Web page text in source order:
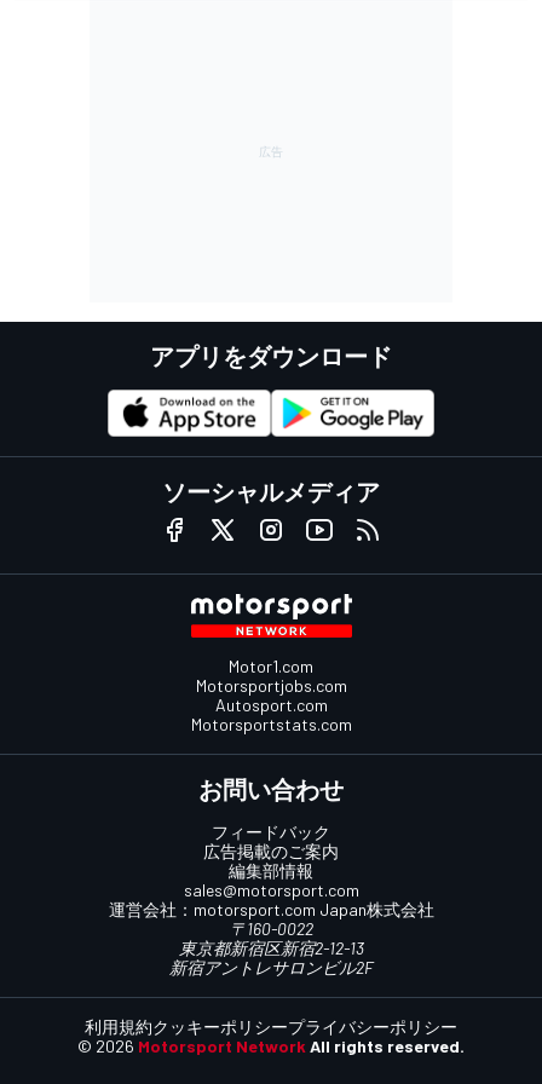
喜べない」
アプリをダウンロード
ソーシャルメディア
Motor1.com
Motorsportjobs.com
Autosport.com
Motorsportstats.com
お問い合わせ
フィードバック
広告掲載のご案内
編集部情報
sales@motorsport.com
運営会社： motorsport.com Japan株式会社
〒160-0022
東京都新宿区新宿2-12-13
新宿アントレサロンビル2F
© 2026 Motorsport NetworkAll rights reserved.
利用規約クッキーポリシープライバシーポリシー